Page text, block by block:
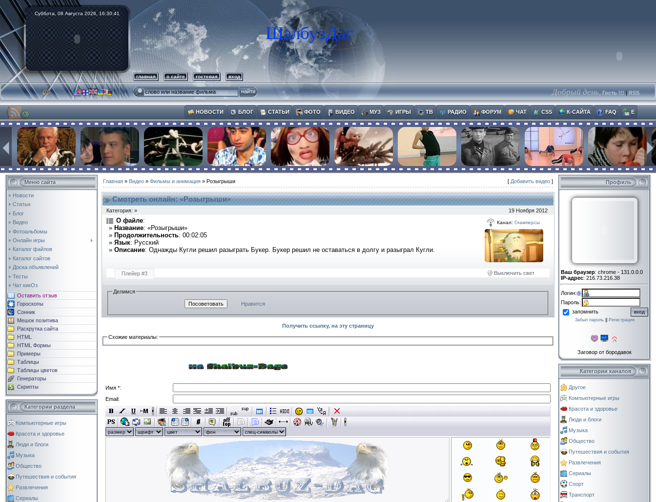
Суббота, 08 Августа 2026, 16:30:42
ШалбузДаг
главная о сайте гостевая вход
Добрый день, Гость !!! | RSS
НОВОСТИ БЛОГ СТАТЬИ ФОТО ВИДЕО МУЗ ИГРЫ ТВ РАДИО ФОРУМ ЧАТ CSS К-САЙТА FAQ E
Меню сайта
Новости
Статьи
Блог
Видео
Фотоальбомы
Онлайн игры
Каталог файлов
Каталог сайтов
Доска объявлений
Тесты
Чат кикОз
Оставить отзыв
Гороскопы
Сонник
Мешок позитива
Раскрутка сайта
HTML
HTML Формы
Примеры
Таблицы
Таблицы цветов
Генераторы
Скрипты
Категории раздела
Компьютерные игры
Красота и здоровье
Люди и блоги
Музыка
Общество
Путешествия и события
Развлечения
Сериалы
[ Добавить видео ]
Главная » Видео » Фильмы и анимация » Розыгрыши
Смотреть онлайн: «Розыгрыши»
19 Ноября 2012
Категория: »
Канал: Гламперсы
О файле:
» Название: «Розыгрыши»
» Продолжительность: 00:02:05
» Язык: Русский
» Описание: Однажды Кугли решил разыграть Букер. Букер решил не оставаться в долгу и разыграл Кугли.
Плейер #3 Выключить свет
Делимся
Нравится
Получить ссылку, на эту страницу
Схожие материалы:
Имя *:
Email:
Профиль
Ваш браузер: chrome - 131.0.0.0
IP-адрес: 216.73.216.38
Логин:
Пароль:
запомнить
Забыл пароль|| Регистрация
Заговор от бородавок
Категории каналов
Другое
Компьютерные игры
Красота и здоровье
Люди и блоги
Музыка
Общество
Путешествия и события
Развлечения
Сериалы
Спорт
Транспорт